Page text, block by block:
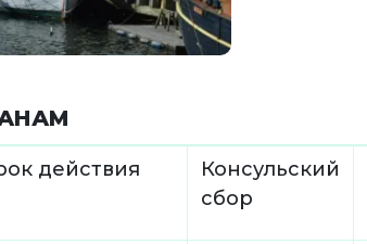
действия
Консульский
сбор